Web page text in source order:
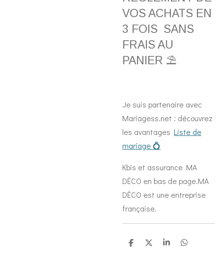
VOS ACHATS EN
3 FOIS SANS
FRAIS AU
PANIER ⛱️
Je suis partenaire avec
Mariagess.net : découvrez
les avantages Liste de
mariage 💍
Kbis et assurance MA
DÉCO en bas de page.MA
DÉCO est une entreprise
française.
P
P
P
P